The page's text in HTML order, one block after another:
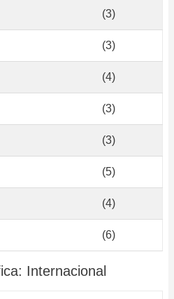
(3)
(3)
(4)
(3)
(3)
(5)
(4)
(6)
Internacional